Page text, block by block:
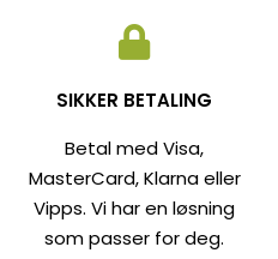
SIKKER BETALING
Betal med Visa,
MasterCard, Klarna eller
Vipps. Vi har en løsning
som passer for deg.